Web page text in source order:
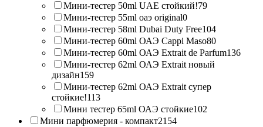
Мини-тестер 50ml UAE стойкий!79
Мини-тестер 55ml оаэ original0
Мини-тестер 58ml Dubai Duty Free104
Мини-тестер 60ml ОАЭ Cappi Maso80
Мини-тестер 60ml ОАЭ Extrait de Parfum136
Мини-тестер 62ml ОАЭ Extrait новый
дизайн159
Мини-тестер 62ml ОАЭ Extrait супер
стойкие!113
Мини тестер 65ml ОАЭ стойкие102
Мини парфюмерия - компакт2154